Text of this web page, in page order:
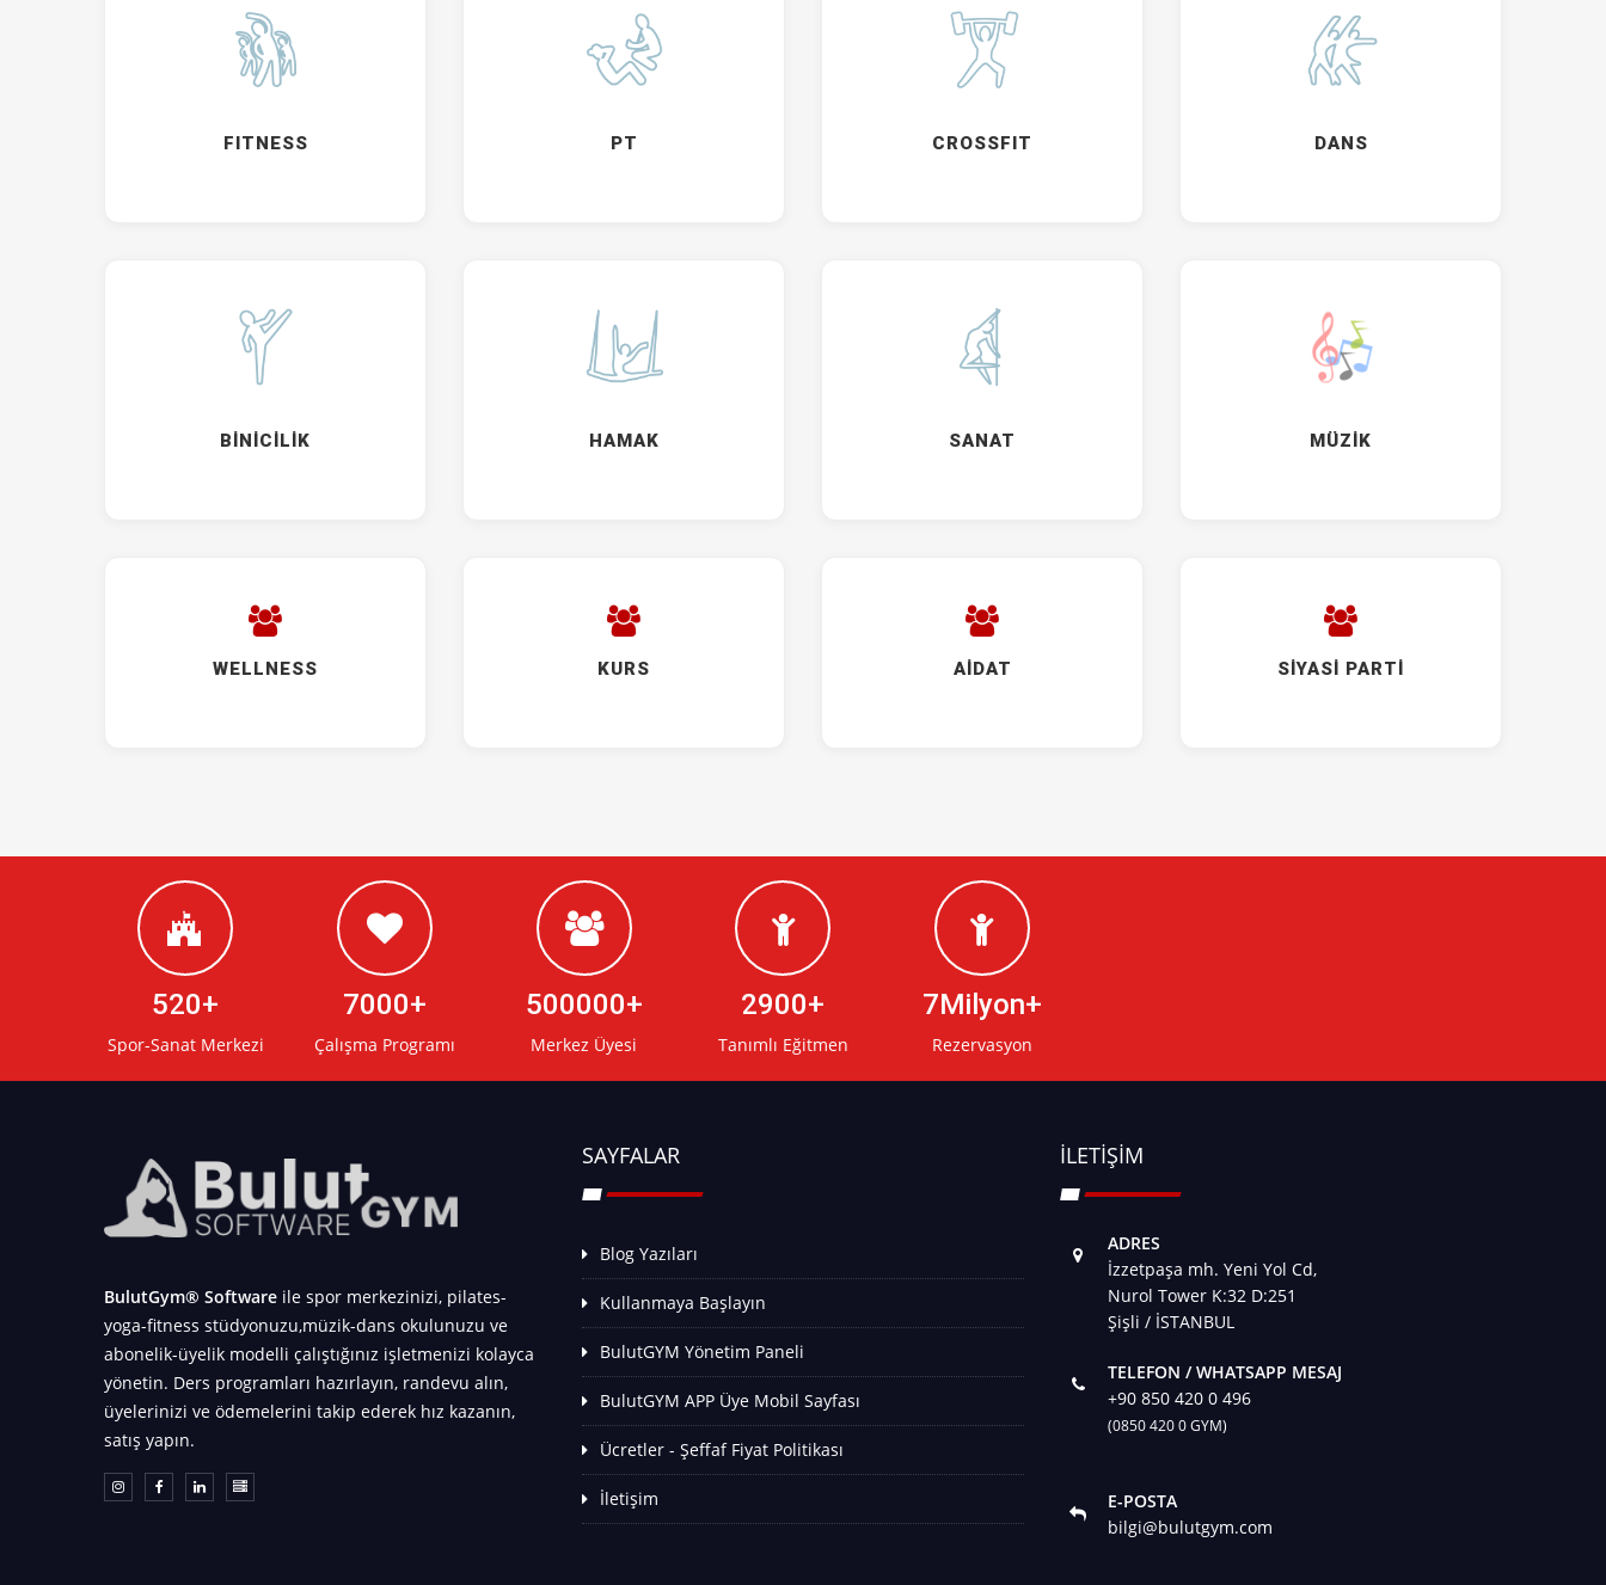
FITNESS PT CROSSFIT DANS
BİNİCİLİK HAMAK SANAT MÜZİK
WELLNESS KURS AİDAT SİYASİ PARTİ
520
Spor-Sanat Merkezi
7000
Çalışma Programı
500000
Merkez Üyesi
2900
Tanımlı Eğitmen
7Milyon
Rezervasyon
BulutGym® Software ile spor merkezinizi, pilates-
yoga-fitness stüdyonuzu,müzik-dans okulunuzu ve
abonelik-üyelik modelli çalıştığınız işletmenizi kolayca
yönetin. Ders programları hazırlayın, randevu alın,
üyelerinizi ve ödemelerini takip ederek hız kazanın,
satış yapın.
SAYFALAR
Blog Yazıları
Kullanmaya Başlayın
BulutGYM Yönetim Paneli
BulutGYM APP Üye Mobil Sayfası
Ücretler - Şeffaf Fiyat Politikası
İletişim
İLETIŞIM
ADRES
İzzetpaşa mh. Yeni Yol Cd,
Nurol Tower K:32 D:251
Şişli / İSTANBUL
TELEFON / WHATSAPP MESAJ
+90 850 420 0 496
(0850 420 0 GYM)
E-POSTA
bilgi@bulutgym.com